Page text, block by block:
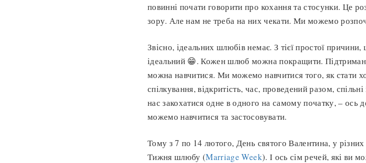
повинні почати говорити про кохання та стосунки. Це
зору. Але нам не треба на них чекати. Ми можемо
Звісно, ідеальних шлюбів немає. З тієї простої
ідеальний 😁. Кожен шлюб можна покращити.
можна навчитися. Ми можемо навчитися того, як стати
спілкування, відкритість, час, проведений разом,
нас закохатися одне в одного на самому початку, – ось
можемо навчитися та застосовувати.
Тому з 7 по 14 лютого, День святого Валентина, у
Тижня шлюбу (Marriage Week). І ось сім речей, які ви